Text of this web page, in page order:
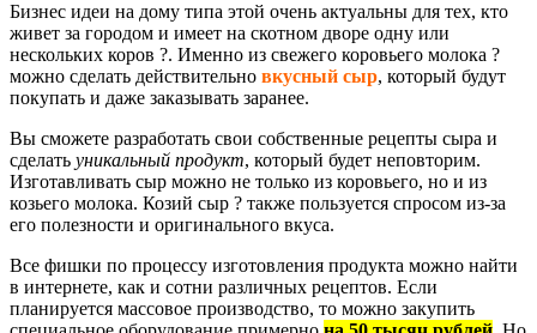
Бизнес идеи на дому типа этой очень актуальны для тех, кто
живет за городом и имеет на скотном дворе одну или
нескольких коров ?. Именно из свежего коровьего молока ?
можно сделать действительно вкусный сыр, который будут
покупать и даже заказывать заранее.
Вы сможете разработать свои собственные рецепты сыра и
сделать уникальный продукт, который будет неповторим.
Изготавливать сыр можно не только из коровьего, но и из
козьего молока. Козий сыр ? также пользуется спросом из-за
его полезности и оригинального вкуса.
Все фишки по процессу изготовления продукта можно найти
в интернете, как и сотни различных рецептов. Если
планируется массовое производство, то можно закупить